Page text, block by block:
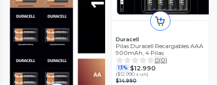
Duracell
Pilas Duracell Recargables AAA
900mAh, 4 Pilas
0(0)
13% $12.990
($12.990 x un)
$14.990